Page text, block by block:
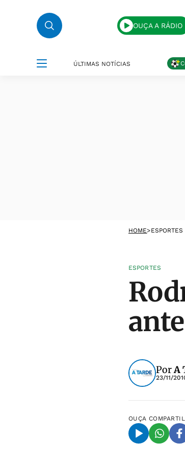
OUÇA A RÁDIO
ÚLTIMAS NOTÍCIAS
HOME>ESPORTES
ESPORTES
PorA
23/11/
OUÇA